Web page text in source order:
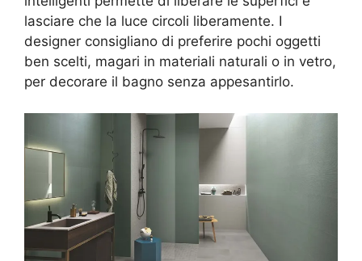
lasciare che la luce circoli liberamente. I
designer consigliano di preferire pochi oggetti
ben scelti, magari in materiali naturali o in vetro,
per decorare il bagno senza appesantirlo.